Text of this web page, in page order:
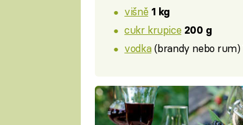
višně 1 kg
cukr krupice 200 g
vodka(brandy nebo rum)